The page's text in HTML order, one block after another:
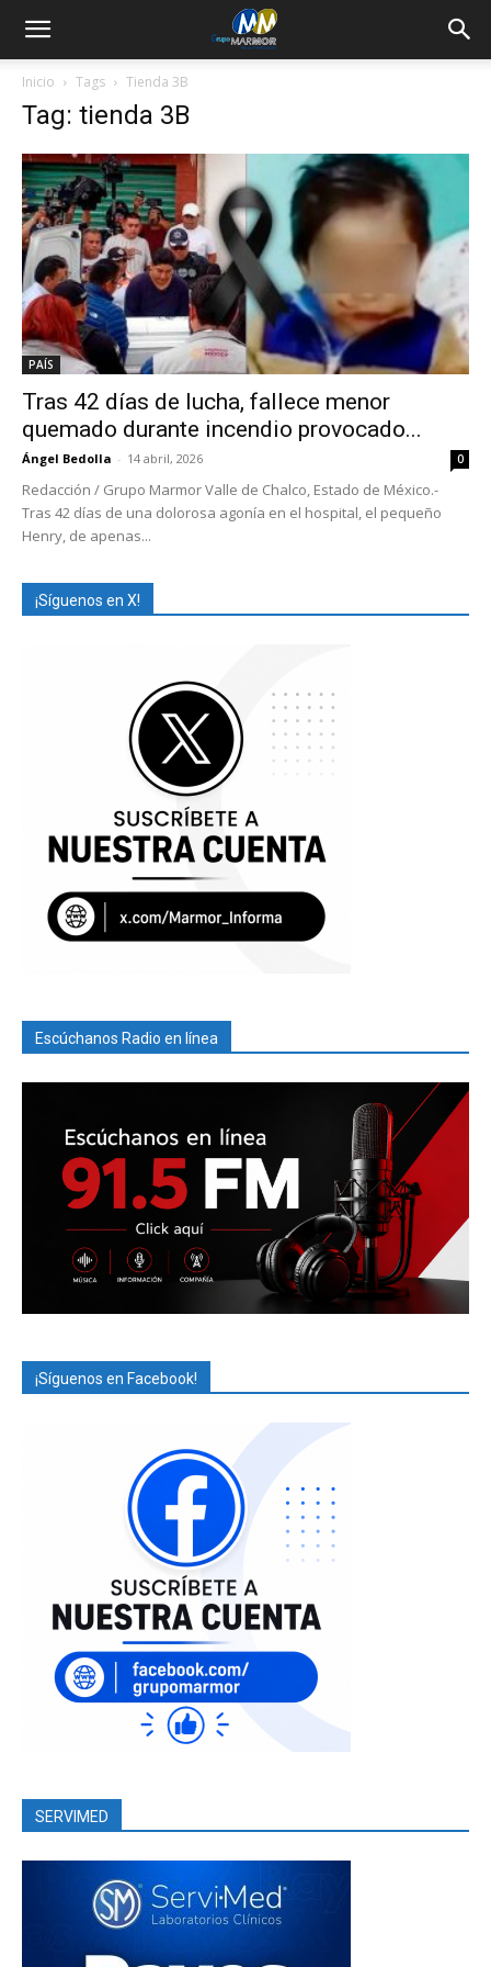
Inicio Tags Tienda 3B
Tag: tienda 3B
PAÍS
Tras 42 días de lucha, fallece menor
quemado durante incendio provocado...
Ángel Bedolla - 14 abril, 2026 0
Redacción / Grupo Marmor Valle de Chalco, Estado de México.-
Tras 42 días de una dolorosa agonía en el hospital, el pequeño
Henry, de apenas...
¡Síguenos en X!
Escúchanos Radio en línea
¡Síguenos en Facebook!
SERVIMED